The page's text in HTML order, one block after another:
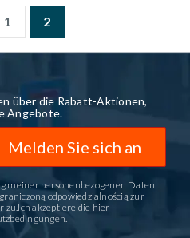
1 2
über die Rabatt-Aktionen,
Angebote.
Melden Sie sich an
meiner personenbezogenen Daten
odpowiedzialnością zur
akzeptiere die hier
.